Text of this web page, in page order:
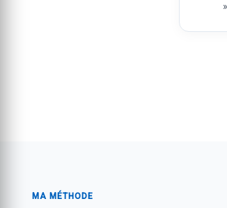
MA MÉTHODE